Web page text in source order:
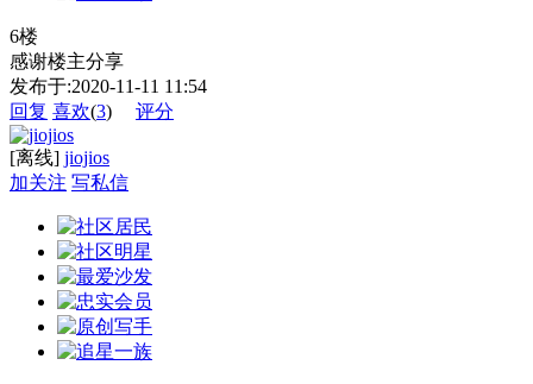
6楼
感谢楼主分享
发布于:2020-11-11 11:54
回复 喜欢(3) 评分
[离线] jiojios
加关注 写私信